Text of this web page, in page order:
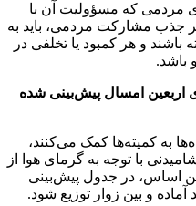
مردمی که مسؤولیت آن با
جذب مشارکت مردمی، باید به
باشند و هر کمبود یا تخلفی در
باشد.
اربعین امسال پیش‌بینی شده
به کمیته‌ها کمک می‌کنند،
با توجه به گرمای هوا از
اساس، در جدول پیش‌بینی